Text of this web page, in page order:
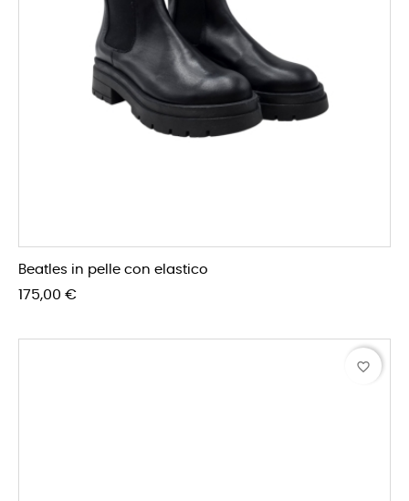
Beatles in pelle con elastico
Prezzo
175,00 €
favorite_border